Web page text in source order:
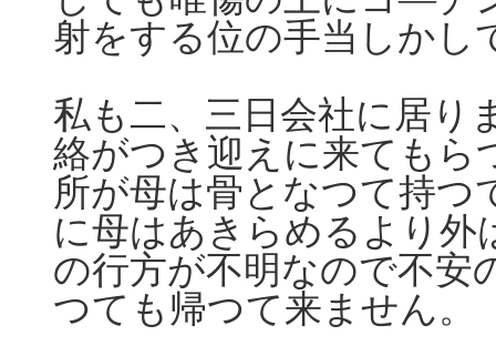
射をする位の手当しかし
私も二、三日会社に居り
絡がつき迎えに来てもら
所が母は骨となつて持つ
に母はあきらめるより
の行方が不明なので不安
つても帰つて来ません。